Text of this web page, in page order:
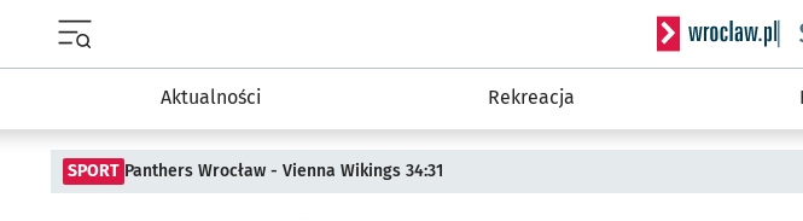
Serwis
Aktualności Rekreacja
SPORT Panthers Wrocław - Vienna Wikings 34:31